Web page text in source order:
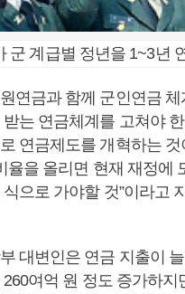
군 계급별 정년을 1~3년
연금과 함께 군인연금
는 연금체계를 고쳐야
연금제도를 개혁하는
율을 올리면 현재 재정에
으로 가야할 것”이라고
대변인은 연금 지출이
여억 원 정도 증가하